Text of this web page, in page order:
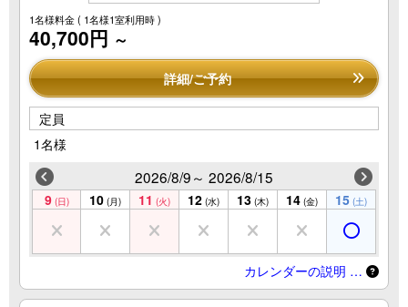
1名様料金( 1名様1室利用時 )
40,700円 ～
詳細/ご予約
定員
1名様
2026/8/9～ 2026/8/15
9 (日) 10 (月) 11 (火) 12 (水) 13 (木) 14 (金) 15 (土)
カレンダーの説明 …